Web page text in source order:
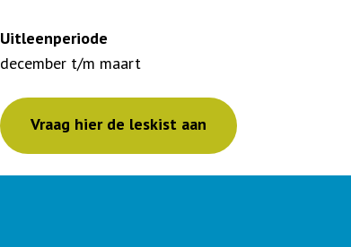
Uitleenperiode
december t/m maart
Vraag hier de leskist aan